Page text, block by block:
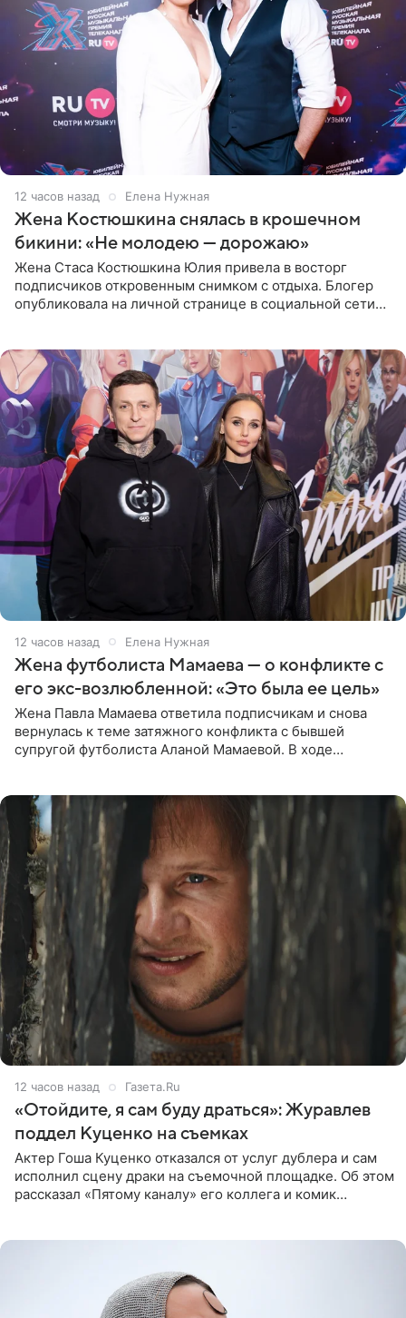
12 часов назад Елена Нужная
Жена Костюшкина снялась в крошечном
бикини: «Не молодею — дорожаю»
Жена Стаса Костюшкина Юлия привела в восторг
подписчиков откровенным снимком с отдыха. Блогер
опубликовала на личной странице в социальной сети
12 часов назад Елена Нужная
Жена футболиста Мамаева — о конфликте с
его экс-возлюбленной: «Это была ее цель»
Жена Павла Мамаева ответила подписчикам и снова
вернулась к теме затяжного конфликта с бывшей
супругой футболиста Аланой Мамаевой. В ходе
12 часов назад Газета.Ru
«Отойдите, я сам буду драться»: Журавлев
поддел Куценко на съемках
Актер Гоша Куценко отказался от услуг дублера и сам
исполнил сцену драки на съемочной площадке. Об этом
рассказал «Пятому каналу» его коллега и комик